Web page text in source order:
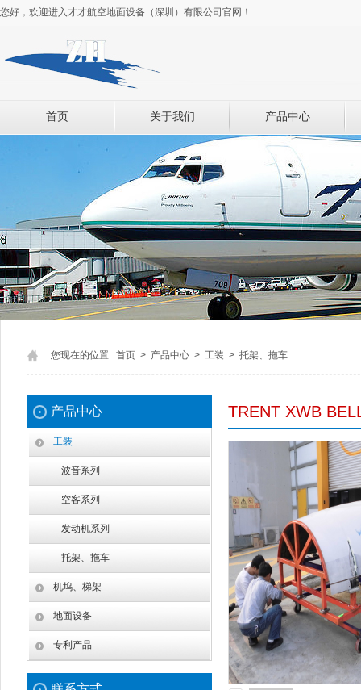
您好，欢迎进入才才航空地面设备（深圳）有限公司官网！
首页 关于我们 产品中心
您现在的位置 : 首页 > 产品中心 > 工装 > 托架、拖车
产品中心
工装
波音系列
空客系列
发动机系列
托架、拖车
机坞、梯架
地面设备
专利产品
TRENT XWB